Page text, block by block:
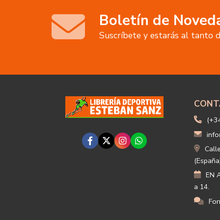
Boletín de
Suscríbete y estarás al tanto
EN
a 14.